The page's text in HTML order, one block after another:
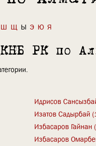
Ш Щ Ы Э Ю Я
РК по
Идрисов
Изатов Садырбай
Избасаров Гайнан
Избасаров